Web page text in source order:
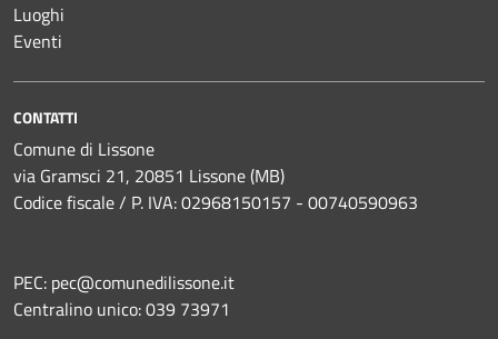
Luoghi
Eventi
CONTATTI
Comune di Lissone
via Gramsci 21, 20851 Lissone (MB)
Codice fiscale / P. IVA: 02968150157 - 00740590963
PEC: pec@comunedilissone.it
Centralino unico:039 73971